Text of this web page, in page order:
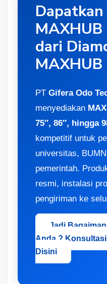
dari
PT Gifera Odo
menyediakan
75″, 86″, hingga
kompetitif untuk
universitas,
pemerintah.
resmi, instalasi
pengiriman ke
Jadi
Anda ?
Disini